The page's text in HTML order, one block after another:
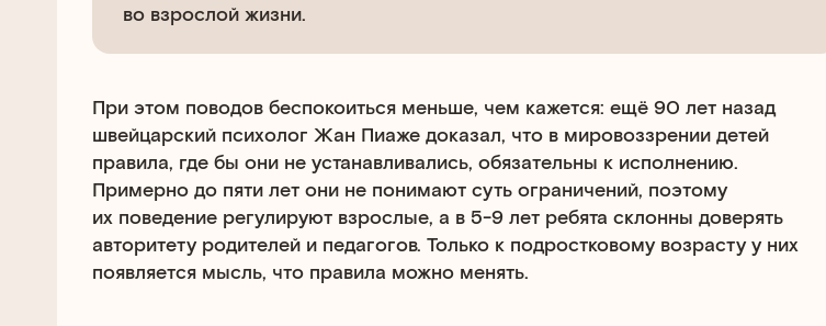
во взрослой жизни.
При этом поводов беспокоиться меньше, чем кажется: ещё 90 лет назад
швейцарский психолог Жан Пиаже доказал, что в мировоззрении детей
правила, где бы они не устанавливались, обязательны к исполнению.
Примерно до пяти лет они не понимают суть ограничений, поэтому
их поведение регулируют взрослые, а в 5-9 лет ребята склонны доверять
авторитету родителей и педагогов. Только к подростковому возрасту у них
появляется мысль, что правила можно менять.